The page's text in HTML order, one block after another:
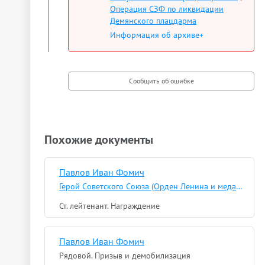
Операция СЗФ по ликвидации
Демянского плацдарма
Информация об архиве+
Похожие документы
Павлов Иван Фомич
Герой Советского Союза (Орден Ленина и медаль «Золотая звезда»)
Ст. лейтенант. Награждение
Павлов Иван Фомич
Рядовой. Призыв и демобилизация